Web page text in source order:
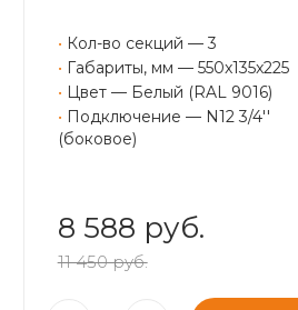
• Кол-во секций — 3
• Габариты, мм — 550x135x225
• Цвет — Белый (RAL 9016)
• Подключение — N12 3/4''
(боковое)
8 588 руб.
11 450 руб.